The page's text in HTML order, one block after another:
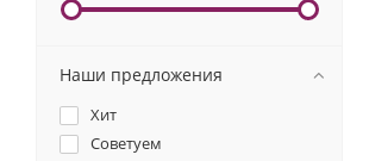
Наши предложения
Хит
Советуем